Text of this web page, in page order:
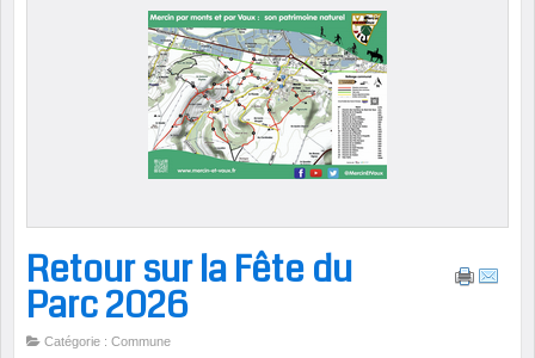
Retour sur la Fête du
Parc 2026
Catégorie : Commune